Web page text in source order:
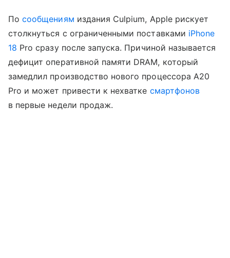
Посообщениям издания Culpium, Apple рискует
столкнуться с ограниченными поставками iPhone
18 Pro сразу после запуска. Причиной называется
дефицит оперативной памяти DRAM, который
замедлил производство нового процессора A20
Pro и может привести к нехватке смартфонов
в первые недели продаж.